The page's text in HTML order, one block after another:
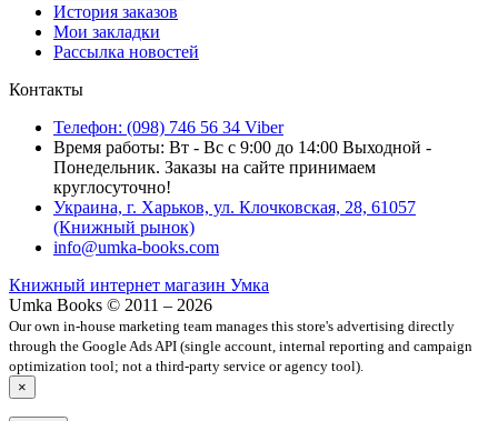
История заказов
Мои закладки
Рассылка новостей
Контакты
Телефон: (098) 746 56 34 Viber
Время работы: Вт - Вс с 9:00 до 14:00 Выходной -
Понедельник. Заказы на сайте принимаем
круглосуточно!
Украина, г. Харьков, ул. Клочковская, 28, 61057
(Книжный рынок)
info@umka-books.com
Книжный интернет магазин Умка
Umka Books © 2011 – 2026
Our own in-house marketing team manages this store's advertising directly
through the Google Ads API (single account, internal reporting and campaign
optimization tool; not a third-party service or agency tool).
×